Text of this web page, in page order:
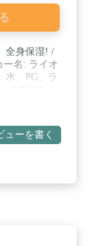
全身保湿! /
ー名: ライオ
水、PG、ラ
イン、フェ
アミン、ポ
ン酸、香
ューを書く